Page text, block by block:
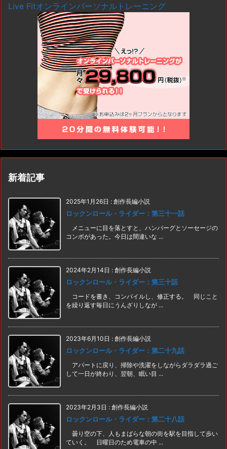
Live Fitオンラインパーソナルトレーニング
新着記事
2025年1月26日 : 創作長編小説
ロックンロール・ライダー：第三十一話
メニューに目を落とすと、ハンバーグとソーセージの
コンボがあった。今日は間違いな ...
2024年2月14日 : 創作長編小説
ロックンロール・ライダー：第三十話
コードを書き、コンパイルし、修正する。 同じこと
を繰り返す毎日にうんざりしなが ...
2023年6月10日 : 創作長編小説
ロックンロール・ライダー：第二十九話
アパートに戻り、掃除や洗濯をしながらダラダラ過ご
して一日が終わり、翌朝、眠い目 ...
2023年2月3日 : 創作長編小説
ロックンロール・ライダー：第二十八話
曇り空の下、人もまばらな朝の街を駅を目指して歩い
ていく。 日曜日のため電車の中 ...